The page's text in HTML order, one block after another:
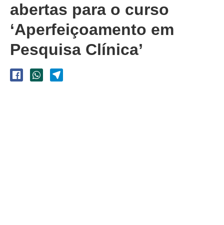
abertas para o curso
‘Aperfeiçoamento em
Pesquisa Clínica’